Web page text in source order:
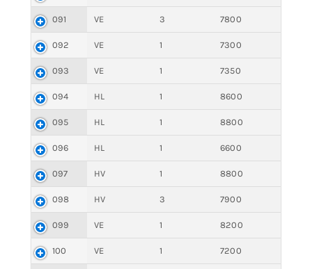
091 VE 3 7800
092 VE 1 7300
093 VE 1 7350
094 HL 1 8600
095 HL 1 8800
096 HL 1 6600
097 HV 1 8800
098 HV 3 7900
099 VE 1 8200
100 VE 1 7200